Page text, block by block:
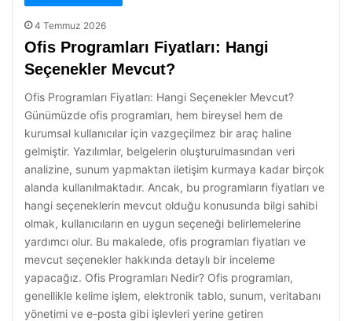
4 Temmuz 2026
Ofis Programları Fiyatları: Hangi
Seçenekler Mevcut?
Ofis Programları Fiyatları: Hangi Seçenekler Mevcut?
Günümüzde ofis programları, hem bireysel hem de
kurumsal kullanıcılar için vazgeçilmez bir araç haline
gelmiştir. Yazılımlar, belgelerin oluşturulmasından veri
analizine, sunum yapmaktan iletişim kurmaya kadar birçok
alanda kullanılmaktadır. Ancak, bu programların fiyatları ve
hangi seçeneklerin mevcut olduğu konusunda bilgi sahibi
olmak, kullanıcıların en uygun seçeneği belirlemelerine
yardımcı olur. Bu makalede, ofis programları fiyatları ve
mevcut seçenekler hakkında detaylı bir inceleme
yapacağız. Ofis Programları Nedir? Ofis programları,
genellikle kelime işlem, elektronik tablo, sunum, veritabanı
yönetimi ve e-posta gibi işlevleri yerine getiren